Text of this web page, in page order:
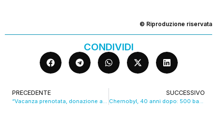
© Riproduzione riservata
CONDIVIDI
PRECEDENTE
“Vacanza prenotata, donazione anche”: la campagna AVIS per l’estate 2026. VIDEO
SUCCESSIVO
Chernobyl, 40 anni dopo: 500 bambini accolti dall’associazione. VIDEO